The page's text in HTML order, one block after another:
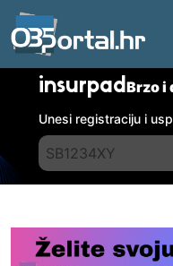
insurpadBrzo i
Unesi registraciju i